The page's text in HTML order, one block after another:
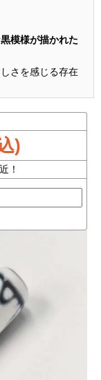
模様が描かれた
さを感じる存在
)
！